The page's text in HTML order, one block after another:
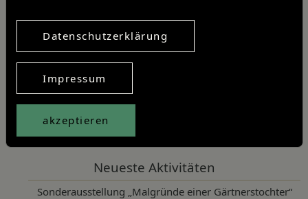
Beitragsnavigation
Neueste Aktivitäten
Sonderausstellung „Malgründe einer Gärtnerstochter“
Datenschutzerklärung
Impressum
akzeptieren